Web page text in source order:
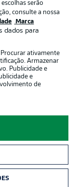
legais
de privacidade
conosco
serão
consulte a nossa
Marca
dados para
Procurar ativamente
Armazenar
Publicidade e
e
de